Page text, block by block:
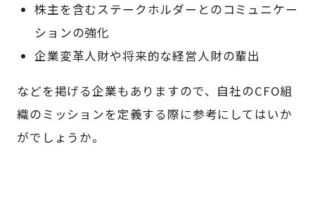
株主を含むステークホルダーとのコミュニケー
ションの強化
企業変革人財や将来的な経営人財の輩出
などを掲げる企業もありますので、自社のCFO組
織のミッションを定義する際に参考にしてはいか
がでしょうか。